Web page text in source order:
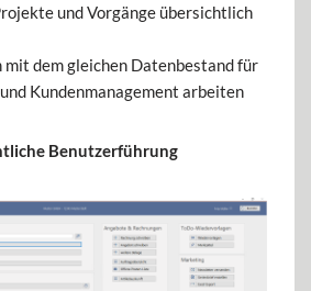
und Vorgänge übersichtlich
mit dem gleichen Datenbestand für
Kundenmanagement arbeiten
Benutzerführung